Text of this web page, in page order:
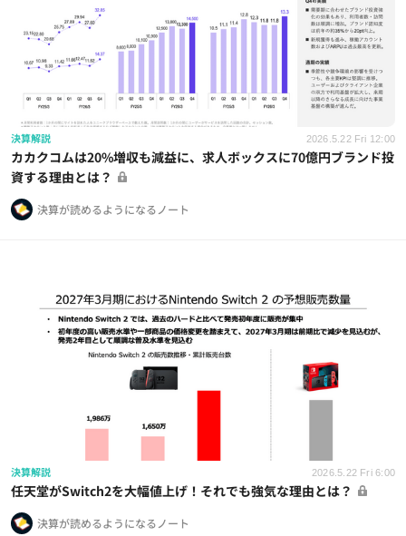
決算解説 2026.5.22 Fri 12:00
カカクコムは20%増収も減益に、求人ボックスに70億円ブランド投
資する理由とは？
決算が読めるようになるノート
決算解説 2026.5.22 Fri 6:00
任天堂がSwitch2を大幅値上げ！それでも強気な理由とは？
決算が読めるようになるノート